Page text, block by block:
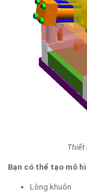
Thiết
Bạn có thể tạo mô
Lòng khuôn